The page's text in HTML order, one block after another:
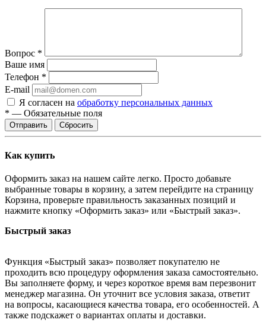
Вопрос *
Ваше имя
Телефон *
E-mail
Я согласен на обработку персональных данных
* — Обязательные поля
Отправить Сбросить
Как купить
Оформить заказ на нашем сайте легко. Просто добавьте
выбранные товары в корзину, а затем перейдите на страницу
Корзина, проверьте правильность заказанных позиций и
нажмите кнопку «Оформить заказ» или «Быстрый заказ».
Быстрый заказ
Функция «Быстрый заказ» позволяет покупателю не
проходить всю процедуру оформления заказа самостоятельно.
Вы заполняете форму, и через короткое время вам перезвонит
менеджер магазина. Он уточнит все условия заказа, ответит
на вопросы, касающиеся качества товара, его особенностей. А
также подскажет о вариантах оплаты и доставки.